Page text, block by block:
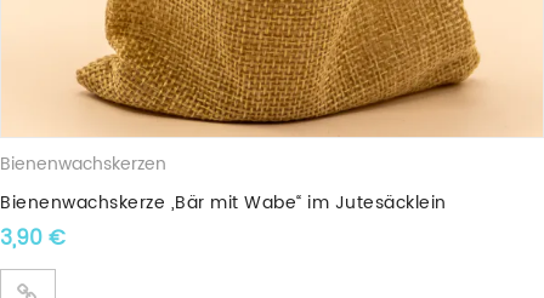
Bienenwachskerzen
Bienenwachskerze „Bär mit Wabe“ im Jutesäcklein
3,90€